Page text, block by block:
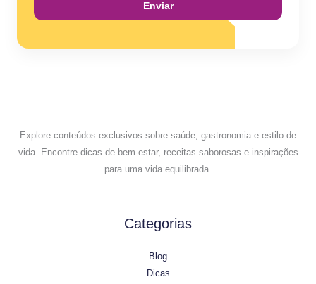
Enviar
Explore conteúdos exclusivos sobre saúde, gastronomia e estilo de
vida. Encontre dicas de bem-estar, receitas saborosas e inspirações
para uma vida equilibrada.
Categorias
Blog
Dicas